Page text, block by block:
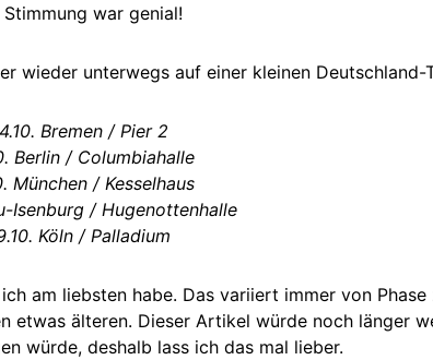
war genial!
wieder unterwegs auf einer kleinen Deutschland-
Bremen / Pier 2
Berlin / Columbiahalle
München / Kesselhaus
Isenburg / Hugenottenhalle
Köln / Palladium
am liebsten habe. Das variiert immer von Phase
etwas älteren. Dieser Artikel würde noch länger
würde, deshalb lass ich das mal lieber.